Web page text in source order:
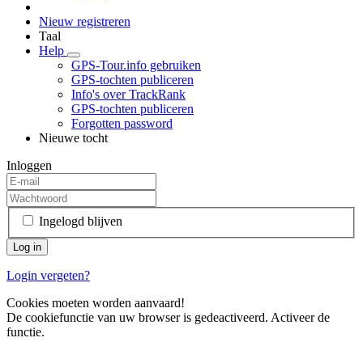
Nieuw registreren
Taal
Help
GPS-Tour.info gebruiken
GPS-tochten publiceren
Info's over TrackRank
GPS-tochten publiceren
Forgotten password
Nieuwe tocht
Inloggen
Ingelogd blijven
Login vergeten?
Cookies moeten worden aanvaard!
De cookiefunctie van uw browser is gedeactiveerd. Activeer de
functie.